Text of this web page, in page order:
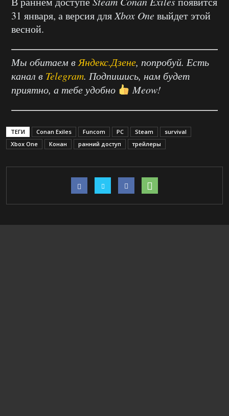
31 января, а версия дляXbox Oneвыйдет этой
весной.
Мы обитаем вЯндекс.Дзене, попробуй. Есть
канал в Telegram. Подпишись, нам будет
приятно, а тебе удобно
Meow!
ТЕГИ Conan Exiles Funcom PC Steam
survival
Xbox One
Конан ранний доступ трейлеры